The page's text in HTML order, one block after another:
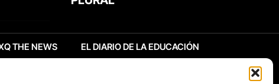
THE NEWS EL DIARIO DE LA EDUCACIÓN